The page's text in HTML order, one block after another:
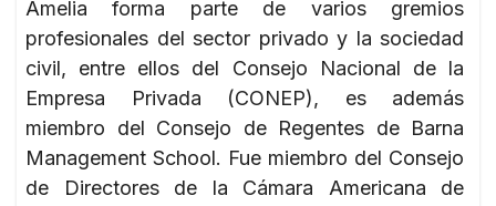
Amelia forma parte de varios gremios
profesionales del sector privado y la sociedad
civil, entre ellos del Consejo Nacional de la
Empresa Privada (CONEP), es además
miembro del Consejo de Regentes de Barna
Management School. Fue miembro del Consejo
de Directores de la Cámara Americana de